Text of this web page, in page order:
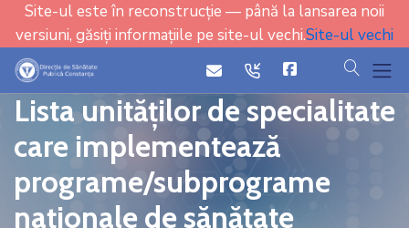
Site-ul este în reconstrucție — până la lansarea noii
versiuni, găsiți informațiile pe site-ul vechi.Site-ul vechi
iconicon cauta
Lista unităților de specialitate
care implementează
programe/subprograme
naționale de sănătate